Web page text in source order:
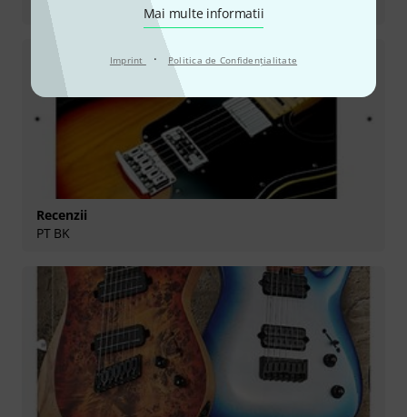
Mai multe informatii
Imprint · Politica de Confidenţialitate
Omen Extreme 6 BCH
Recenzii
PT BK